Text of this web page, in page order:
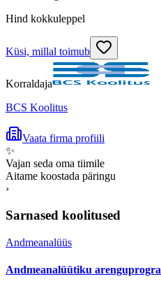
Hind kokkuleppel
Küsi, millal toimub
Korraldaja
BCS Koolitus
Vaata firma profiili
✨
Vajan seda oma tiimile
Aitame koostada päringu
›
Sarnased koolitused
Andmeanalüüs
Andmeanalüütiku